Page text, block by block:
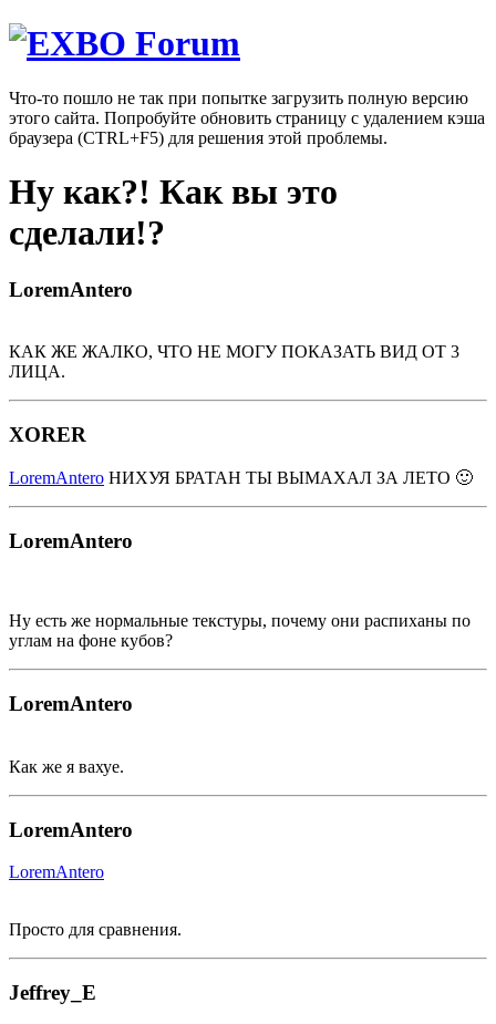
Что-то пошло не так при попытке загрузить полную версию
этого сайта. Попробуйте обновить страницу с удалением кэша
браузера (CTRL+F5) для решения этой проблемы.
Ну как?! Как вы это
сделали!?
LoremAntero
КАК ЖЕ ЖАЛКО, ЧТО НЕ МОГУ ПОКАЗАТЬ ВИД ОТ 3
ЛИЦА.
XORER
LoremAntero НИХУЯ БРАТАН ТЫ ВЫМАХАЛ ЗА ЛЕТО 🙂
LoremAntero
Ну есть же нормальные текстуры, почему они распиханы по
углам на фоне кубов?
LoremAntero
Как же я вахуе.
LoremAntero
LoremAntero
Просто для сравнения.
Jeffrey_E